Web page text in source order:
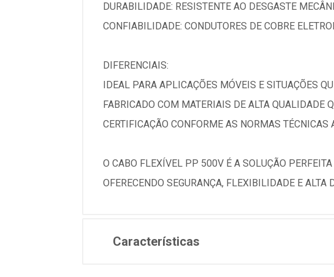
DURABILIDADE: RESISTENTE AO DESGASTE
CONFIABILIDADE: CONDUTORES DE COBRE
DIFERENCIAIS:
IDEAL PARA APLICAÇÕES MÓVEIS E SITUAÇÕES
FABRICADO COM MATERIAIS DE ALTA QUALIDADE
CERTIFICAÇÃO CONFORME AS NORMAS
O CABO FLEXÍVEL PP 500V É A SOLUÇÃO
OFERECENDO SEGURANÇA, FLEXIBILIDADE E
Características